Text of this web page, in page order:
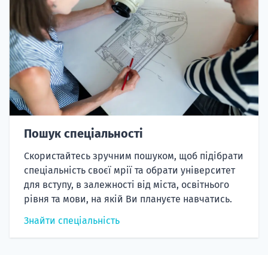
Пошук спеціальності
Скористайтесь зручним пошуком, щоб підібрати
спеціальність своєї мрії та обрати університет
для вступу, в залежності від міста, освітнього
рівня та мови, на якій Ви плануєте навчатись.
Знайти спеціальність